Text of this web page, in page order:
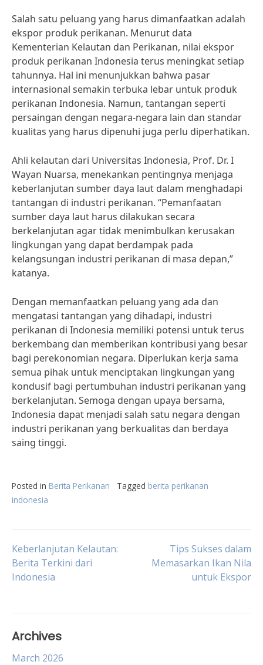
Salah satu peluang yang harus dimanfaatkan adalah
ekspor produk perikanan. Menurut data
Kementerian Kelautan dan Perikanan, nilai ekspor
produk perikanan Indonesia terus meningkat setiap
tahunnya. Hal ini menunjukkan bahwa pasar
internasional semakin terbuka lebar untuk produk
perikanan Indonesia. Namun, tantangan seperti
persaingan dengan negara-negara lain dan standar
kualitas yang harus dipenuhi juga perlu diperhatikan.
Ahli kelautan dari Universitas Indonesia, Prof. Dr. I
Wayan Nuarsa, menekankan pentingnya menjaga
keberlanjutan sumber daya laut dalam menghadapi
tantangan di industri perikanan. “Pemanfaatan
sumber daya laut harus dilakukan secara
berkelanjutan agar tidak menimbulkan kerusakan
lingkungan yang dapat berdampak pada
kelangsungan industri perikanan di masa depan,”
katanya.
Dengan memanfaatkan peluang yang ada dan
mengatasi tantangan yang dihadapi, industri
perikanan di Indonesia memiliki potensi untuk terus
berkembang dan memberikan kontribusi yang besar
bagi perekonomian negara. Diperlukan kerja sama
semua pihak untuk menciptakan lingkungan yang
kondusif bagi pertumbuhan industri perikanan yang
berkelanjutan. Semoga dengan upaya bersama,
Indonesia dapat menjadi salah satu negara dengan
industri perikanan yang berkualitas dan berdaya
saing tinggi.
Posted in Berita Perikanan Tagged berita perikanan
indonesia
Post
navigation
Keberlanjutan Kelautan:
Berita Terkini dari
Indonesia
Tips Sukses dalam
Memasarkan Ikan Nila
untuk Ekspor
Archives
March 2026